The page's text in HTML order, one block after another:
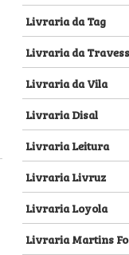
Livraria da Tag
Livraria da
Livraria da Vila
Livraria Disal
Livraria Leitura
Livraria Livruz
Livraria Loyola
Livraria Martins